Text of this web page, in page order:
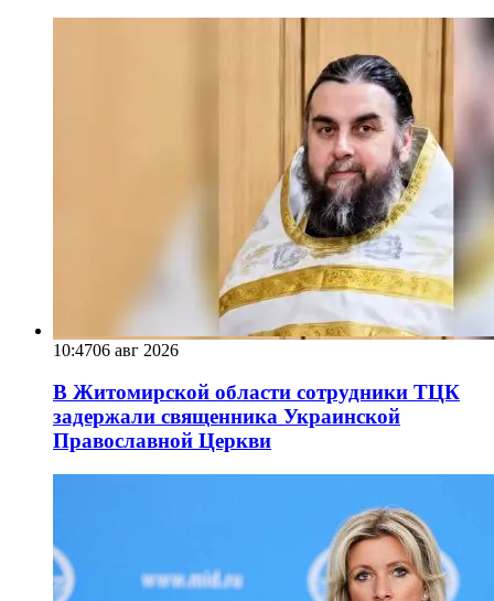
10:4706 авг 2026
В Житомирской области сотрудники ТЦК
задержали священника Украинской
Православной Церкви